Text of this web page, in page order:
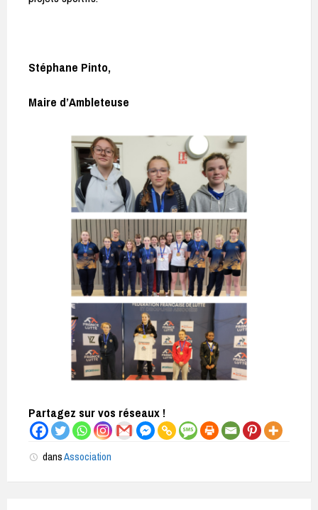
Stéphane Pinto,
Maire d’Ambleteuse
Partagez sur vos réseaux !
dansAssociation